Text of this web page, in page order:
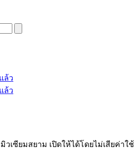
ล้ว
ล้ว
วเซียมสยาม เปิดให้ได้โดยไม่เสียค่าใช้